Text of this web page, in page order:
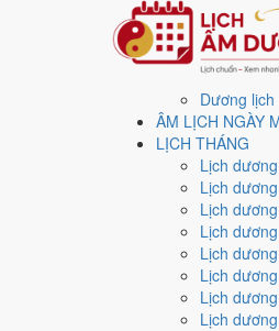
Dương
ÂM LỊCH NGÀY
LỊCH THÁNG
Lịch
Lịch
Lịch
Lịch
Lịch
Lịch
Lịch
Lịch
Trang chủ
Lịch năm 2026
Tháng 7/2026
Ngày 29/7/2026
Xem ngày
Ngày 29/7/2026 dương